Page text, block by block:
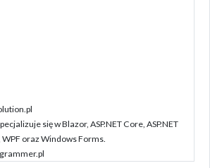
się w Blazor, ASP.NET Core, ASP.NET
WPF oraz Windows Forms.